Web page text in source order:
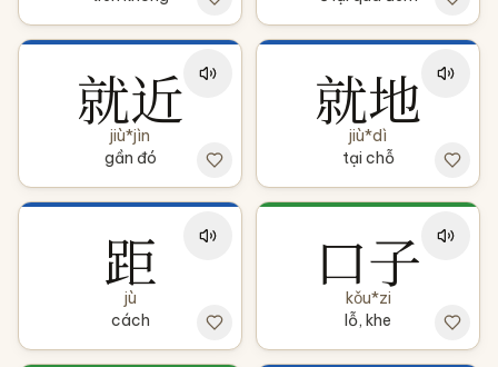
就近
jiù*jìn
gần đó
就地
jiù*dì
tại chỗ
距
jù
cách
口子
kǒu*zi
lỗ, khe